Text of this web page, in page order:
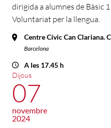
dirigida a alumnes de Bàsic
Voluntariat per la llengua.
Centre Cívic Can Clariana.
Barcelona
A les 17.45 h
Dijous
07
novembre
2024